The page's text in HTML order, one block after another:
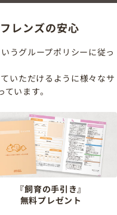
レンズの安心
うグループポリシーに従っ
いただけるように様々なサ
います。
『飼育の手引き』
無料プレゼント